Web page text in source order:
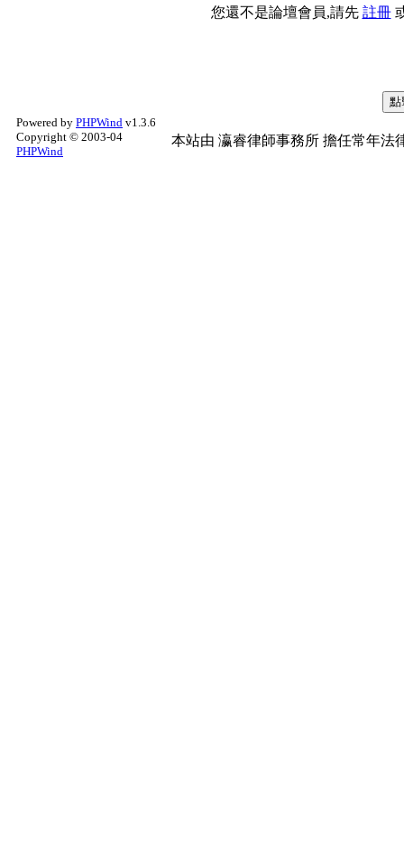
您還不是論壇會員,請先 註冊
Powered by PHPWind v1.3.6
Copyright © 2003-04
PHPWind
本站由 瀛睿律師事務所 擔任常年法